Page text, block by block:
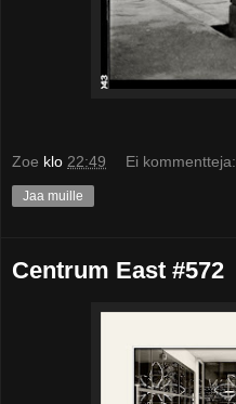
Zoe klo 22:49 Ei kommentteja:
Jaa muille
Centrum East #572